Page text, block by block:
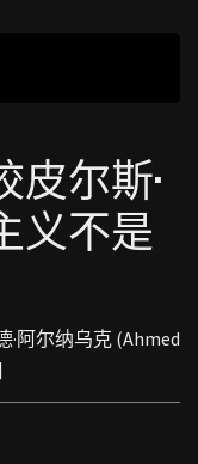
尔斯·
义不是
阿尔纳乌克 (Ahmed